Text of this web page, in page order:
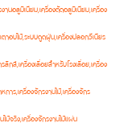
านอลูมิเนียม,เครื่องตัดอลูมิเนียม,เครื่อง
าอบไม้,ระบบดูดฝุ่น,เครื่องปลอกวีเนียร
ลิกส์,เครื่องเลื่อยสำหรับโรงเลื่อย,เครื่อง
าร,เครื่องจักรงานไม้,เครื่องจักร
ม้จริง,เครื่องจักรงานไม้แผ่น